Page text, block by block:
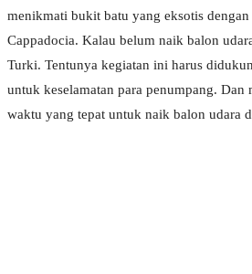
menikmati bukit batu yang eksotis
Cappadocia. Kalau belum naik balon
Turki. Tentunya kegiatan ini harus
untuk keselamatan para penumpang. Dan
waktu yang tepat untuk naik balon udara